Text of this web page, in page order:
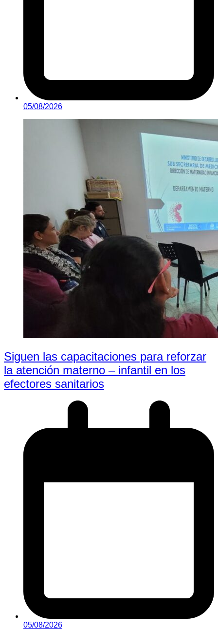
05/08/2026
Siguen las capacitaciones para reforzar
la atención materno – infantil en los
efectores sanitarios
05/08/2026